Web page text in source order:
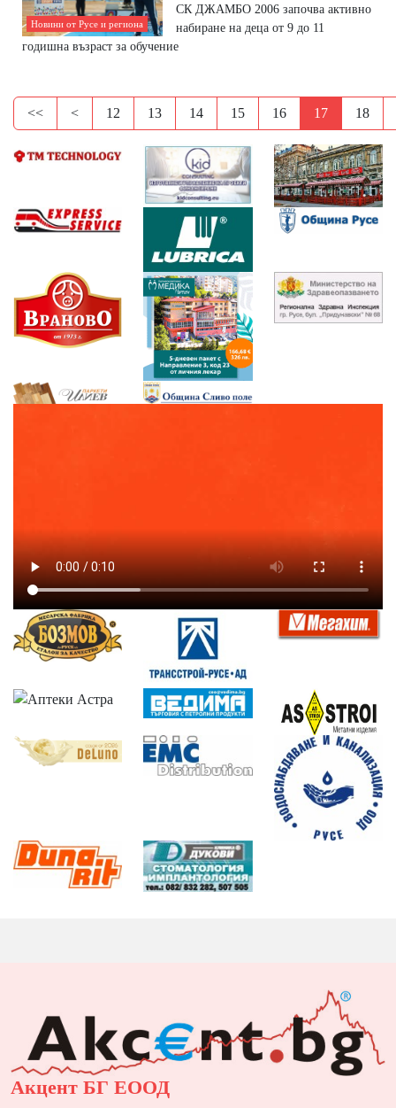
Новини от Русе и региона
СК ДЖАМБО 2006 започва активно
набиране на деца от 9 до 11
годишна възраст за обучение
<< < 12 13 14 15 16 17 18
Акцент БГ ЕООД